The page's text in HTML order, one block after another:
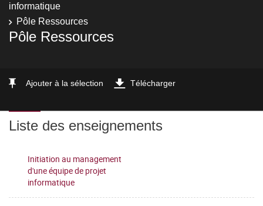
informatique
Pôle Ressources
Pôle Ressources
Ajouter à la sélection Télécharger
Liste des enseignements
Initiation au management
d'une équipe de projet
informatique